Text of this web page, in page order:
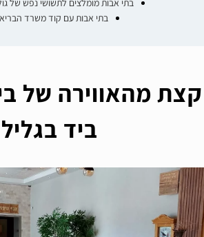
בתי אבות מומלצים לתשושי נפש של
בתי אבות עם קוד משרד
קצת מהאווירה של
ביד בגליל